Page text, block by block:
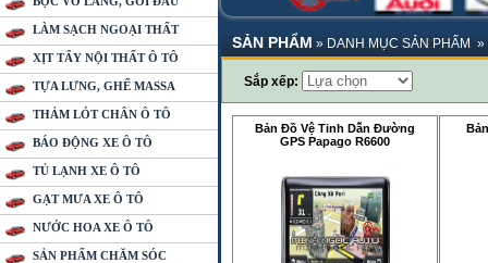
LÀM SẠCH NGOẠI THẤT
XỊT TẨY NỘI THẤT Ô TÔ
TỰA LƯNG, GHẾ MASSA
THẢM LÓT CHÂN Ô TÔ
BÁO ĐỘNG XE Ô TÔ
TỦ LẠNH XE Ô TÔ
GẠT MƯA XE Ô TÔ
NƯỚC HOA XE Ô TÔ
SẢN PHẨM CHĂM SÓC
SẢN PHẨM » DANH MỤC SẢN PHẨM »
Sắp xếp:
Bản Đồ Vệ Tinh Dẫn Đường
GPS Papago R6600